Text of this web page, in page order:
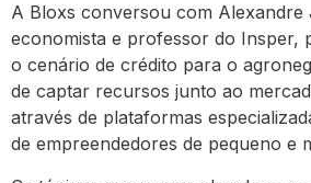
A Bloxs conversou com Alexandre
economista e professor do Insper,
o cenário de crédito para o
de captar recursos junto ao
através de plataformas
de empreendedores de pequeno e